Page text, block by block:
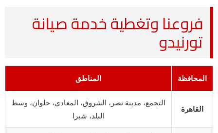
فروعنا وتغطية خدمة صيانة
تورنيدو
المحافظة المناطق
القاهرة
التجمع، مدينة نصر، الشروق، المعادي، حلوان، وسط
البلد، شبرا